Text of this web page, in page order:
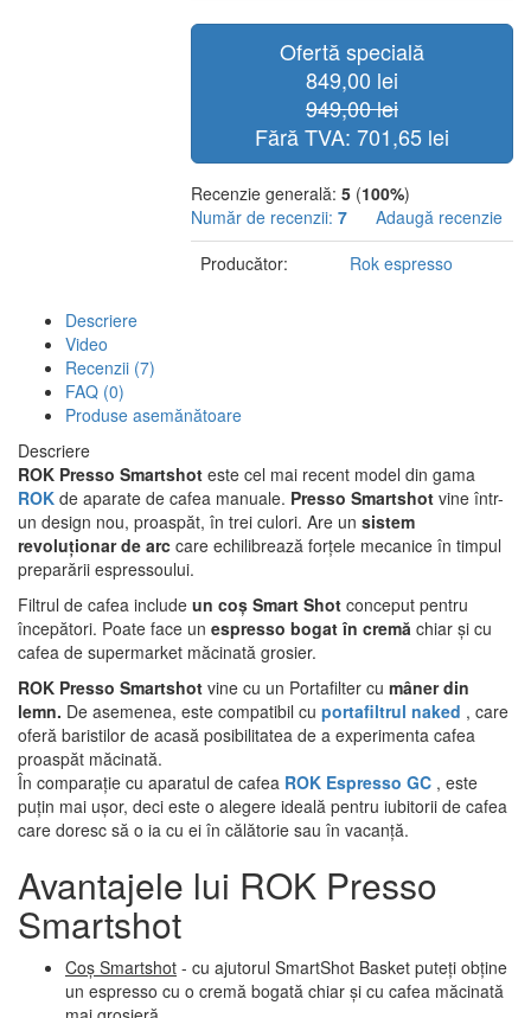
Ofertă specială
849,00 lei
949,00 lei
Fără TVA: 701,65 lei
Recenzie generală: 5 (100%)
Număr de recenzii: 7
Adaugă recenzie
Producător:
Rok espresso
Descriere
Video
Recenzii (7)
FAQ (0)
Produse asemănătoare
Descriere
ROK Presso Smartshot este cel mai recent model din gama
ROK de aparate de cafea manuale. Presso Smartshot vine într-
un design nou, proaspăt, în trei culori. Are un sistem
revoluționar de arc care echilibrează forțele mecanice în timpul
preparării espressoului.
Filtrul de cafea include un coș Smart Shot conceput pentru
începători. Poate face un espresso bogat în cremă chiar și cu
cafea de supermarket măcinată grosier.
ROK Presso Smartshot vine cu un Portafilter cu mâner din
lemn. De asemenea, este compatibil cu portafiltrul naked , care
oferă baristilor de acasă posibilitatea de a experimenta cafea
proaspăt măcinată.
În comparație cu aparatul de cafea ROK Espresso GC , este
puțin mai ușor, deci este o alegere ideală pentru iubitorii de cafea
care doresc să o ia cu ei în călătorie sau în vacanță.
Avantajele lui ROK Presso
Smartshot
Coș Smartshot - cu ajutorul SmartShot Basket puteți obține
un espresso cu o cremă bogată chiar și cu cafea măcinată